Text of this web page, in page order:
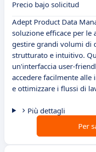
Precio bajo solicitud
Adept Product Data
soluzione efficace per le
gestire grandi volumi di
strutturato e intuitivo.
un'interfaccia user-
accedere facilmente
e ottimizzare i flussi di
Più dettagli
Per